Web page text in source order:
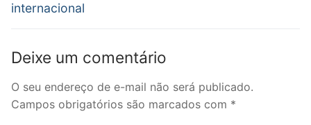
internacional
Deixe um comentário
O seu endereço de e-mail não será publicado.
Campos obrigatórios são marcados com *